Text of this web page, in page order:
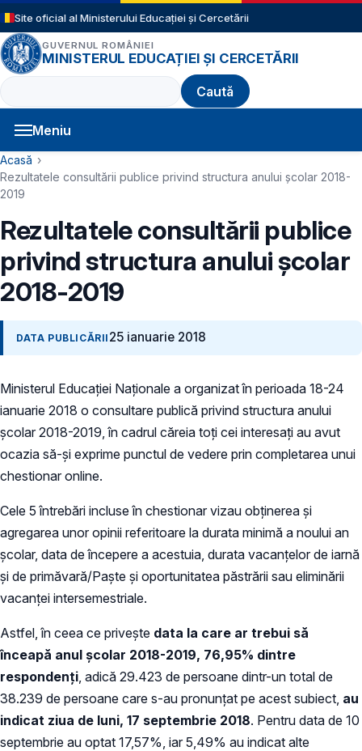
Sari la conținutul principal
Site oficial al Ministerului Educației și Cercetării
GUVERNUL ROMÂNIEI
MINISTERUL EDUCAȚIEI ȘI CERCETĂRII
Caută
Meniu
Navigație principală
Cale de navigare
Acasă
Rezultatele consultării publice privind structura anului școlar 2018-
2019
Rezultatele consultării publice
privind structura anului școlar
2018-2019
DATA PUBLICĂRII 25 ianuarie 2018
Ministerul Educației Naționale a organizat în perioada 18-24
ianuarie 2018 o consultare publică privind structura anului
școlar 2018-2019, în cadrul căreia toți cei interesați au avut
ocazia să-și exprime punctul de vedere prin completarea unui
chestionar online.
Cele 5 întrebări incluse în chestionar vizau obținerea și
agregarea unor opinii referitoare la durata minimă a noului an
școlar, data de începere a acestuia, durata vacanțelor de iarnă
și de primăvară/Paște și oportunitatea păstrării sau eliminării
vacanței intersemestriale.
Astfel, în ceea ce privește data la care ar trebui să
înceapă anul școlar 2018-2019, 76,95% dintre
respondenți , adică 29.423 de persoane dintr-un total de
38.239 de persoane care s-au pronunțat pe acest subiect, au
indicat ziua de luni, 17 septembrie 2018. Pentru data de 10
septembrie au optat 17,57%, iar 5,49% au indicat alte